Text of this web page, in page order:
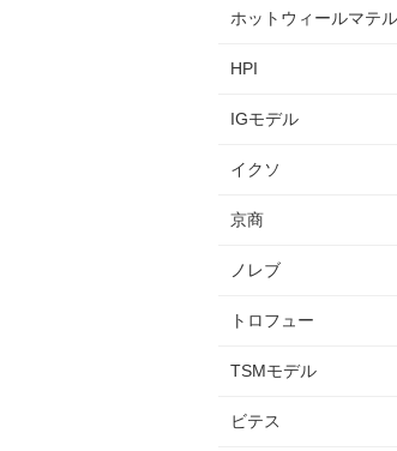
ホットウィールマテル
HPI
IGモデル
イクソ
京商
ノレブ
トロフュー
TSMモデル
ビテス